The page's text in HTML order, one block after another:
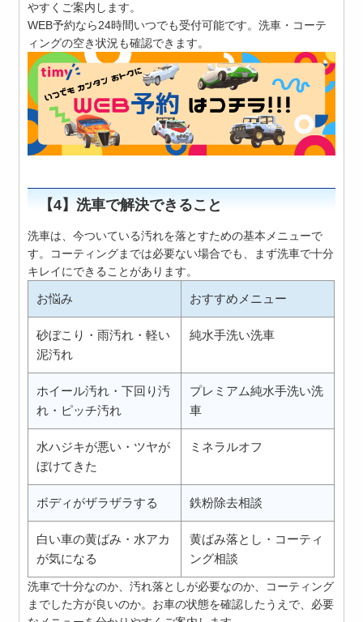
やすくご案内します。
WEB予約なら24時間いつでも受付可能です。洗車・コーテ
ィングの空き状況も確認できます。
【4】洗車で解決できること
洗車は、今ついている汚れを落とすための基本メニューで
す。コーティングまでは必要ない場合でも、まず洗車で十分
キレイにできることがあります。
お悩み おすすめメニュー
砂ぼこり・雨汚れ・軽い
泥汚れ
純水手洗い洗車
ホイール汚れ・下回り汚
れ・ピッチ汚れ
プレミアム純水手洗い洗
車
水ハジキが悪い・ツヤが
ぼけてきた
ミネラルオフ
ボディがザラザラする 鉄粉除去相談
白い車の黄ばみ・水アカ
が気になる
黄ばみ落とし・コーティ
ング相談
洗車で十分なのか、汚れ落としが必要なのか、コーティング
までした方が良いのか。お車の状態を確認したうえで、必要